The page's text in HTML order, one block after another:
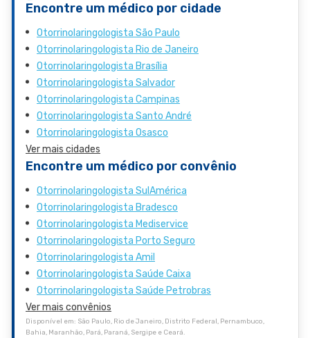
Encontre um médico por cidade
Otorrinolaringologista São Paulo
Otorrinolaringologista Rio de Janeiro
Otorrinolaringologista Brasília
Otorrinolaringologista Salvador
Otorrinolaringologista Campinas
Otorrinolaringologista Santo André
Otorrinolaringologista Osasco
Ver mais cidades
Encontre um médico por convênio
Otorrinolaringologista SulAmérica
Otorrinolaringologista Bradesco
Otorrinolaringologista Mediservice
Otorrinolaringologista Porto Seguro
Otorrinolaringologista Amil
Otorrinolaringologista Saúde Caixa
Otorrinolaringologista Saúde Petrobras
Ver mais convênios
Disponível em: São Paulo, Rio de Janeiro, Distrito Federal, Pernambuco,
Bahia, Maranhão, Pará, Paraná, Sergipe e Ceará.